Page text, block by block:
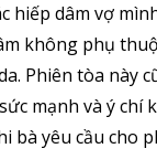
hiếp dâm vợ
không phụ
Phiên tòa này
mạnh và ý chí
bà yêu cầu cho